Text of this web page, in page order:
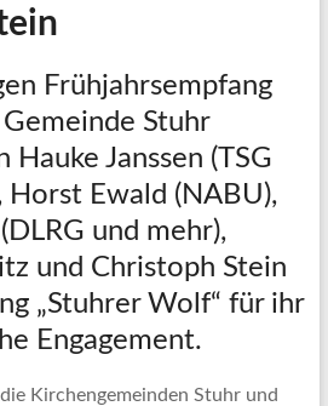
Frühjahrsempfang
Stuhr
Janssen (TSG
Horst Ewald (NABU),
und mehr),
und Christoph Stein
„Stuhrer Wolf“ für ihr
Engagement.
Kirchengemeinden Stuhr und